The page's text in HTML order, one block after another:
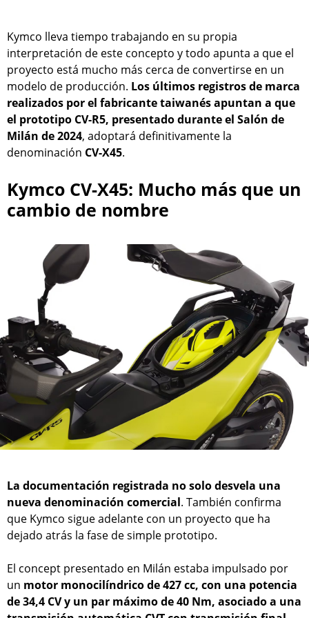
Kymco lleva tiempo trabajando en su propia
interpretación de este concepto y todo apunta a que el
proyecto está mucho más cerca de convertirse en un
modelo de producción. Los últimos registros de marca
realizados por el fabricante taiwanés apuntan a que
el prototipo CV-R5, presentado durante el Salón de
Milán de 2024, adoptará definitivamente la
denominación CV-X45.
Kymco CV-X45: Mucho más que un
cambio de nombre
La documentación registrada no solo desvela una
nueva denominación comercial. También confirma
que Kymco sigue adelante con un proyecto que ha
dejado atrás la fase de simple prototipo.
El concept presentado en Milán estaba impulsado por
un motor monocilíndrico de 427 cc, con una potencia
de 34,4 CV y un par máximo de 40 Nm, asociado a una